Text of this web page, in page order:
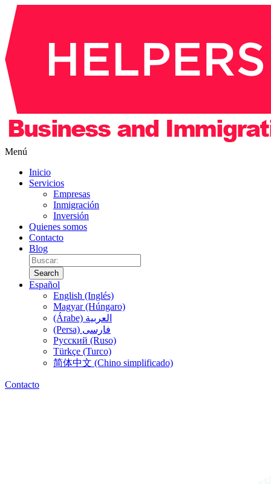
Menú
Inicio
Servicios
Empresas
Inmigración
Inversión
Quienes somos
Contacto
Blog
Search
Español
English (Inglés)
Magyar (Húngaro)
(Árabe) العربية
(Persa) فارسی
Русский (Ruso)
Türkçe (Turco)
简体中文 (Chino simplificado)
Contacto